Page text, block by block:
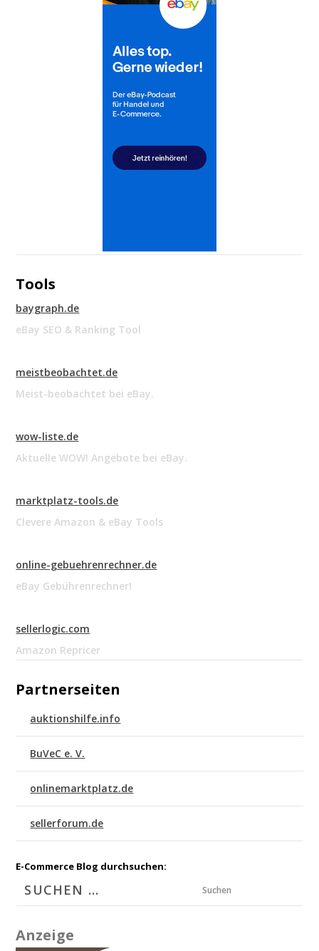
Tools
baygraph.de
eBay SEO & Ranking Tool
meistbeobachtet.de
Meist-beobachtet bei eBay.
wow-liste.de
Aktuelle WOW! Angebote bei eBay.
marktplatz-tools.de
Clevere Amazon & eBay Tools
online-gebuehrenrechner.de
eBay Gebührenrechner!
sellerlogic.com
Amazon Repricer
Partnerseiten
auktionshilfe.info
BuVeC e. V.
onlinemarktplatz.de
sellerforum.de
E-Commerce Blog durchsuchen:
Suchen
Anzeige